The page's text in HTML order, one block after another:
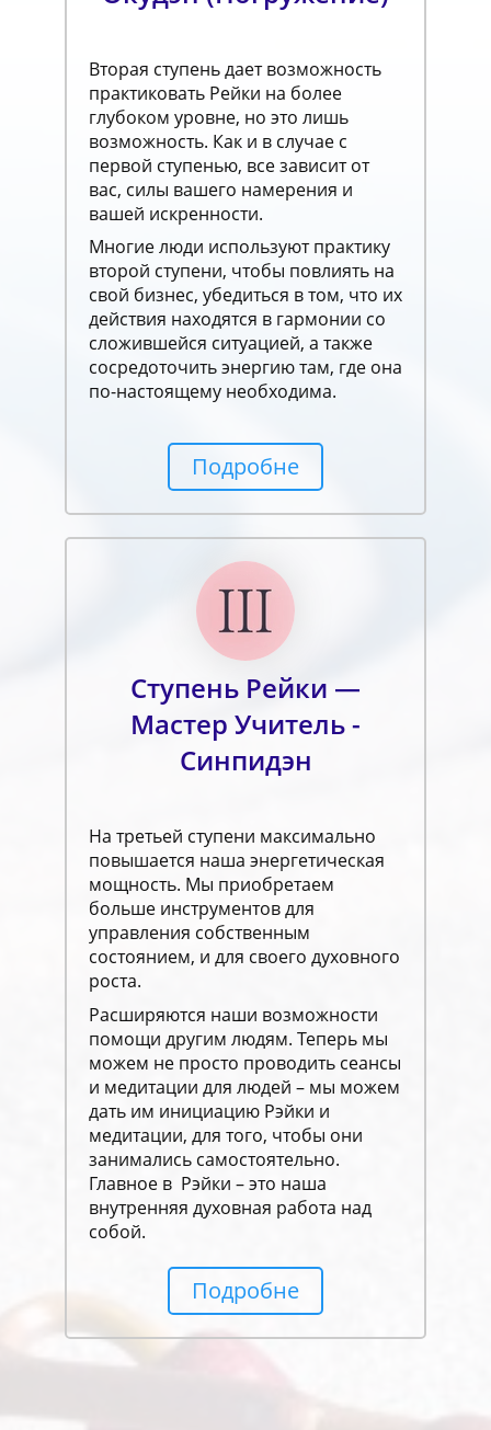
Вторая ступень дает возможность
практиковать Рейки на более
глубоком уровне, но это лишь
возможность. Как и в случае с
первой ступенью, все зависит от
вас, силы вашего намерения и
вашей искренности.
Многие люди используют практику
второй ступени, чтобы повлиять на
свой бизнес, убедиться в том, что их
действия находятся в гармонии со
сложившейся ситуацией, а также
сосредоточить энергию там, где она
по-настоящему необходима.
Подробне
Ступень Рейки —
Мастер Учитель -
Синпидэн
На третьей ступени максимально
повышается наша энергетическая
мощность. Мы приобретаем
больше инструментов для
управления собственным
состоянием, и для своего духовного
роста.
Расширяются наши возможности
помощи другим людям. Теперь мы
можем не просто проводить сеансы
и медитации для людей – мы можем
дать им инициацию Рэйки и
медитации, для того, чтобы они
занимались самостоятельно.
Главное в Рэйки – это наша
внутренняя духовная работа над
собой.
Подробне